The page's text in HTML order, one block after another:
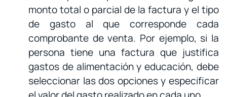
monto total o parcial de la factura y el tipo
de gasto al que corresponde cada
comprobante de venta. Por ejemplo, si la
persona tiene una factura que justifica
gastos de alimentación y educación, debe
seleccionar las dos opciones y especificar